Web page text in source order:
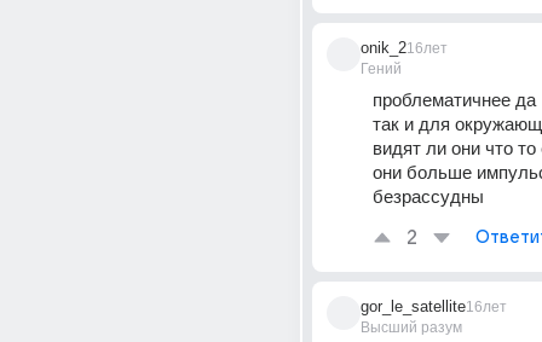
onik_2
Гений
16лет
проблематичнее да
так и для
видят ли они что
они больше
безрассудны
2
gor_le_satellite
Высший разум
16лет